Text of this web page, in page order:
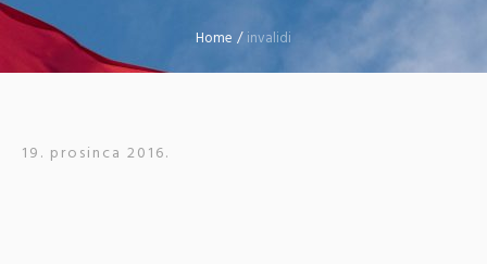
Home /invalidi
19. prosinca 2016.